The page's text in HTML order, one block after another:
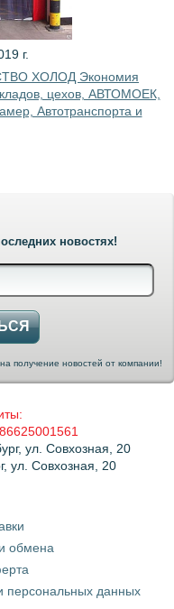
г.
ХОЛОД Экономия
цехов, АВТОМОЕК,
Автотранспорта и
новостях!
получение новостей от компании!
ул. Совхозная, 20
ул. Совхозная, 20
обмена
персональных данных